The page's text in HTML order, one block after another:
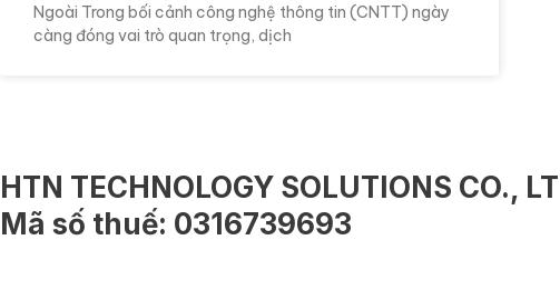
Ngoài Trong bối cảnh công nghệ thông tin (CNTT) ngày
càng đóng vai trò quan trọng, dịch
HTN TECHNOLOGY SOLUTIONS CO.,
Mã số thuế: 0316739693